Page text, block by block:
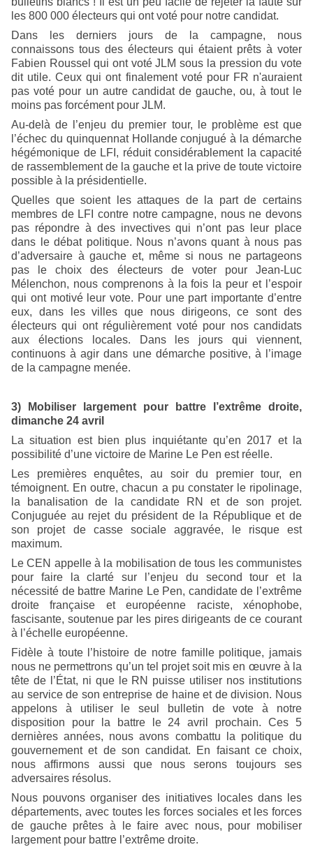
les 800 000 électeurs qui ont voté pour notre candidat.
Dans les derniers jours de la campagne, nous
connaissons tous des électeurs qui étaient prêts à voter
Fabien Roussel qui ont voté JLM sous la pression du vote
dit utile. Ceux qui ont finalement voté pour FR n'auraient
pas voté pour un autre candidat de gauche, ou, à tout le
moins pas forcément pour JLM.
Au-delà de l’enjeu du premier tour, le problème est que
l’échec du quinquennat Hollande conjugué à la démarche
hégémonique de LFI, réduit considérablement la capacité
de rassemblement de la gauche et la prive de toute victoire
possible à la présidentielle.
Quelles que soient les attaques de la part de certains
membres de LFI contre notre campagne, nous ne devons
pas répondre à des invectives qui n’ont pas leur place
dans le débat politique. Nous n’avons quant à nous pas
d’adversaire à gauche et, même si nous ne partageons
pas le choix des électeurs de voter pour Jean-Luc
Mélenchon, nous comprenons à la fois la peur et l’espoir
qui ont motivé leur vote. Pour une part importante d’entre
eux, dans les villes que nous dirigeons, ce sont des
électeurs qui ont régulièrement voté pour nos candidats
aux élections locales. Dans les jours qui viennent,
continuons à agir dans une démarche positive, à l’image
de la campagne menée.
3) Mobiliser largement pour battre l’extrême droite,
dimanche 24 avril
La situation est bien plus inquiétante qu’en 2017 et la
possibilité d’une victoire de Marine Le Pen est réelle.
Les premières enquêtes, au soir du premier tour, en
témoignent. En outre, chacun a pu constater le ripolinage,
la banalisation de la candidate RN et de son projet.
Conjuguée au rejet du président de la République et de
son projet de casse sociale aggravée, le risque est
maximum.
Le CEN appelle à la mobilisation de tous les communistes
pour faire la clarté sur l’enjeu du second tour et la
nécessité de battre Marine Le Pen, candidate de l’extrême
droite française et européenne raciste, xénophobe,
fascisante, soutenue par les pires dirigeants de ce courant
à l’échelle européenne.
Fidèle à toute l’histoire de notre famille politique, jamais
nous ne permettrons qu’un tel projet soit mis en œuvre à la
tête de l’État, ni que le RN puisse utiliser nos institutions
au service de son entreprise de haine et de division. Nous
appelons à utiliser le seul bulletin de vote à notre
disposition pour la battre le 24 avril prochain. Ces 5
dernières années, nous avons combattu la politique du
gouvernement et de son candidat. En faisant ce choix,
nous affirmons aussi que nous serons toujours ses
adversaires résolus.
Nous pouvons organiser des initiatives locales dans les
départements, avec toutes les forces sociales et les forces
de gauche prêtes à le faire avec nous, pour mobiliser
largement pour battre l’extrême droite.